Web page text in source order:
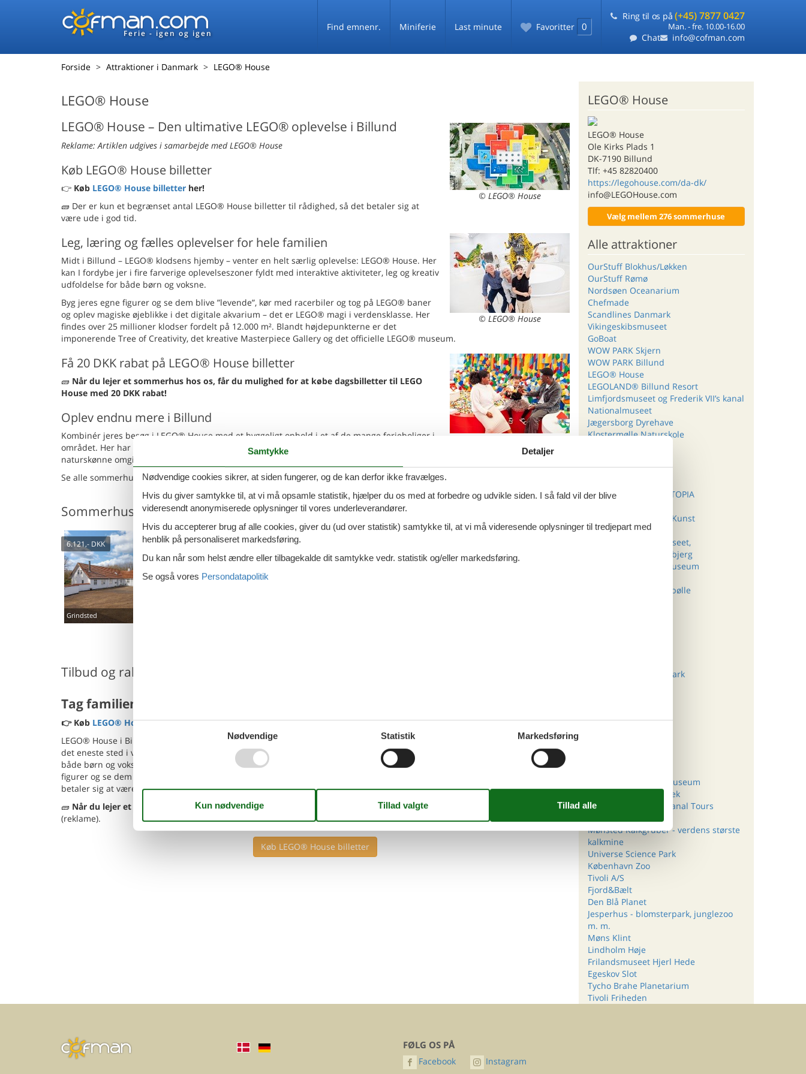
Ferie - igen og igen
Find emnenr. Miniferie Last minute Favoritter 0
Ring til os på (+45) 7877 0427
Man. - fre. 10.00-16.00
Chat info@cofman.com
Forside Attraktioner i Danmark LEGO® House
LEGO® House
© LEGO® House
LEGO® House – Den ultimative LEGO® oplevelse i Billund
Reklame: Artiklen udgives i samarbejde med LEGO® House
Køb LEGO® House billetter
👉 Køb LEGO® House billetter her!
🧱 Der er kun et begrænset antal LEGO® House billetter til rådighed, så det betaler sig at
være ude i god tid.
© LEGO® House
Leg, læring og fælles oplevelser for hele familien
Midt i Billund – LEGO® klodsens hjemby – venter en helt særlig oplevelse: LEGO® House. Her
kan I fordybe jer i fire farverige oplevelseszoner fyldt med interaktive aktiviteter, leg og kreativ
udfoldelse for både børn og voksne.
Byg jeres egne figurer og se dem blive ”levende”, kør med racerbiler og tog på LEGO® baner
og oplev magiske øjeblikke i det digitale akvarium – det er LEGO® magi i verdensklasse. Her
findes over 25 millioner klodser fordelt på 12.000 m². Blandt højdepunkterne er det
imponerende Tree of Creativity, det kreative Masterpiece Gallery og det officielle LEGO® museum.
Få 20 DKK rabat på LEGO® House billetter
🧱 Når du lejer et sommerhus hos os, får du mulighed for at købe dagsbilletter til LEGO
House med 20 DKK rabat!
Oplev endnu mere i Billund
Kombinér jeres besøg i LEGO® House med et hyggeligt ophold i et af de mange ferieboliger i
området. Her har I god tid til at udforske både LEGO® House, LEGOLAND®, WOW PARK og de
naturskønne omgivelser.
Se alle sommerhuse i nærheden af LEGO® House her ⬇️
Sommerhuse
6.121,- DKK
Grindsted
5.060,-DKK
Tilbud og rabatter på ferieoplevelser
Tag familien med i LEGO® House: Home of the Brick™
👉 Køb LEGO® House billetter (reklame)
LEGO® House i Billund er noget helt særligt – det er LEGO® klodsens officielle hjemsted, og
det eneste sted i verden, hvor I kan fordybe jer 100% i LEGO® universet. Her handler det om leg, kreativitet og kvalitetstid for
både børn og voksne. Byg, leg, udforsk og oplev de interaktive zoner, hvor fantasien får frit spil. I kan endda skabe jeres egne
figurer og se dem blive levende – det er LEGO® magi, når det er allerbedst. Der er kun et begrænset antal billetter, så det
betaler sig at være ude i god tid.
🧱 Når du lejer et sommerhus hos os, får du mulighed for at købe dagsbilletter til LEGO®
(reklame).
Køb LEGO® House billetter
LEGO® House
LEGO® House
Ole Kirks Plads 1
DK-7190 Billund
Tlf: +45 82820400
https://legohouse.com/da-dk/
info@LEGOHouse.com
Vælg mellem 276 sommerhuse
Alle attraktioner
OurStuff Blokhus/Løkken
OurStuff Rømø
Nordsøen Oceanarium
Chefmade
Scandlines Danmark
Vikingeskibsmuseet
GoBoat
WOW PARK Skjern
WOW PARK Billund
LEGO® House
LEGOLAND® Billund Resort
Limfjordsmuseet og Frederik VII’s kanal
Nationalmuseet
Jægersborg Dyrehave
Klostermølle Naturskole
Middelaldercentret
GIVSKUD ZOO – ZOOTOPIA
Statens Museum for Kunst
Randers Regnskov
Fiskeri- og Søfartsmuseet,
Saltvandsakvariet, Esbjerg
Danmark Tekniske Museum
Stenaldercenter Ertebølle
Knuthenborg Safaripark
Voergård Slot
ARoS Aarhus Kunstmuseum
Ny Carlsberg Glyptotek
Stromma Denmark Canal Tours
Mønsted Kalkgruber - verdens største
kalkmine
Universe Science Park
København Zoo
Tivoli A/S
Fjord&Bælt
Den Blå Planet
Jesperhus - blomsterpark, junglezoo
m. m.
Møns Klint
Lindholm Høje
Frilandsmuseet Hjerl Hede
Egeskov Slot
Tycho Brahe Planetarium
Tivoli Friheden
FØLG OS PÅ
Facebook Instagram
Samtykke Detaljer
Nødvendige cookies sikrer, at siden fungerer, og de kan derfor ikke fravælges.
Hvis du giver samtykke til, at vi må opsamle statistik, hjælper du os med at forbedre og udvikle siden. I så fald vil der blive
videresendt anonymiserede oplysninger til vores underleverandører.
Hvis du accepterer brug af alle cookies, giver du (ud over statistik) samtykke til, at vi må videresende oplysninger til tredjepart med
henblik på personaliseret markedsføring.
Du kan når som helst ændre eller tilbagekalde dit samtykke vedr. statistik og/eller markedsføring.
Se også vores Persondatapolitik
Nødvendige Statistik Markedsføring